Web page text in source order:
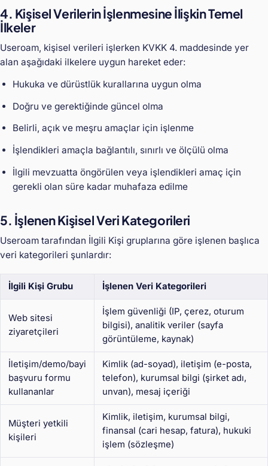
4. Kişisel Verilerin İşlenmesine İlişkin Temel
İlkeler
Useroam, kişisel verileri işlerken KVKK 4. maddesinde yer
alan aşağıdaki ilkelere uygun hareket eder:
Hukuka ve dürüstlük kurallarına uygun olma
Doğru ve gerektiğinde güncel olma
Belirli, açık ve meşru amaçlar için işlenme
İşlendikleri amaçla bağlantılı, sınırlı ve ölçülü olma
İlgili mevzuatta öngörülen veya işlendikleri amaç için
gerekli olan süre kadar muhafaza edilme
5. İşlenen Kişisel Veri Kategorileri
Useroam tarafından İlgili Kişi gruplarına göre işlenen başlıca
veri kategorileri şunlardır:
İlgili Kişi Grubu İşlenen Veri Kategorileri
Web sitesi
ziyaretçileri
İşlem güvenliği (IP, çerez, oturum
bilgisi), analitik veriler (sayfa
görüntüleme, kaynak)
İletişim/demo/bayi
başvuru formu
kullananlar
Kimlik (ad-soyad), iletişim (e-posta,
telefon), kurumsal bilgi (şirket adı,
unvan), mesaj içeriği
Müşteri yetkili
kişileri
Kimlik, iletişim, kurumsal bilgi,
finansal (cari hesap, fatura), hukuki
işlem (sözleşme)